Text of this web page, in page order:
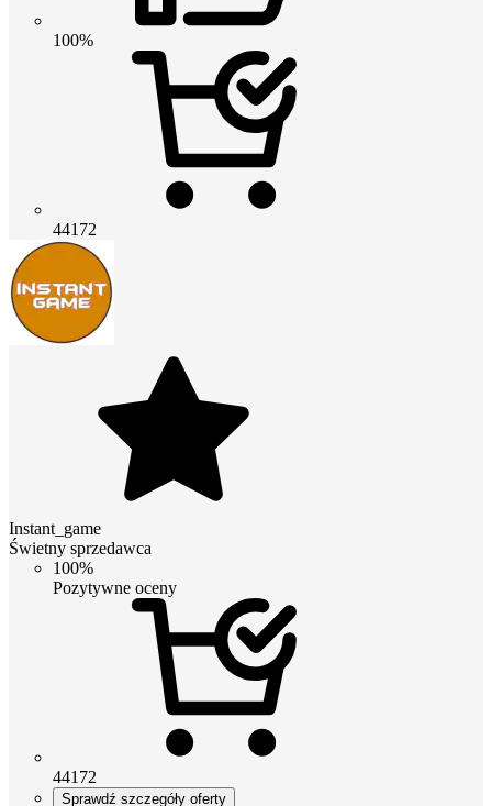
100%
44172
Instant_game
Świetny sprzedawca
100%
Pozytywne oceny
44172
Sprawdź szczegóły oferty